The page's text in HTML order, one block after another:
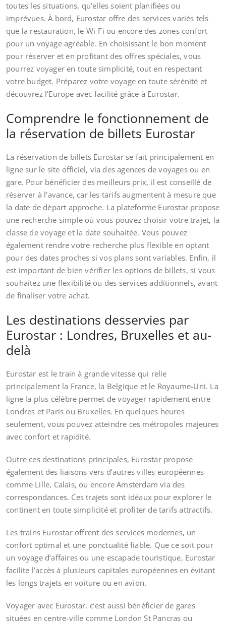
toutes les situations, qu’elles soient planifiées ou
imprévues. À bord, Eurostar offre des services variés tels
que la restauration, le Wi-Fi ou encore des zones confort
pour un voyage agréable. En choisissant le bon moment
pour réserver et en profitant des offres spéciales, vous
pourrez voyager en toute simplicité, tout en respectant
votre budget. Préparez votre voyage en toute sérénité et
découvrez l’Europe avec facilité grâce à Eurostar.
Comprendre le fonctionnement de
la réservation de billets Eurostar
La réservation de billets Eurostar se fait principalement en
ligne sur le site officiel, via des agences de voyages ou en
gare. Pour bénéficier des meilleurs prix, il est conseillé de
réserver à l’avance, car les tarifs augmentent à mesure que
la date de départ approche. La plateforme Eurostar propose
une recherche simple où vous pouvez choisir votre trajet, la
classe de voyage et la date souhaitée. Vous pouvez
également rendre votre recherche plus flexible en optant
pour des dates proches si vos plans sont variables. Enfin, il
est important de bien vérifier les options de billets, si vous
souhaitez une flexibilité ou des services additionnels, avant
de finaliser votre achat.
Les destinations desservies par
Eurostar : Londres, Bruxelles et au-
delà
Eurostar est le train à grande vitesse qui relie
principalement la France, la Belgique et le Royaume-Uni. La
ligne la plus célèbre permet de voyager rapidement entre
Londres et Paris ou Bruxelles. En quelques heures
seulement, vous pouvez atteindre ces métropoles majeures
avec confort et rapidité.
Outre ces destinations principales, Eurostar propose
également des liaisons vers d’autres villes européennes
comme Lille, Calais, ou encore Amsterdam via des
correspondances. Ces trajets sont idéaux pour explorer le
continent en toute simplicité et profiter de tarifs attractifs.
Les trains Eurostar offrent des services modernes, un
confort optimal et une ponctualité fiable. Que ce soit pour
un voyage d’affaires ou une escapade touristique, Eurostar
facilite l’accès à plusieurs capitales européennes en évitant
les longs trajets en voiture ou en avion.
Voyager avec Eurostar, c’est aussi bénéficier de gares
situées en centre-ville comme London St Pancras ou